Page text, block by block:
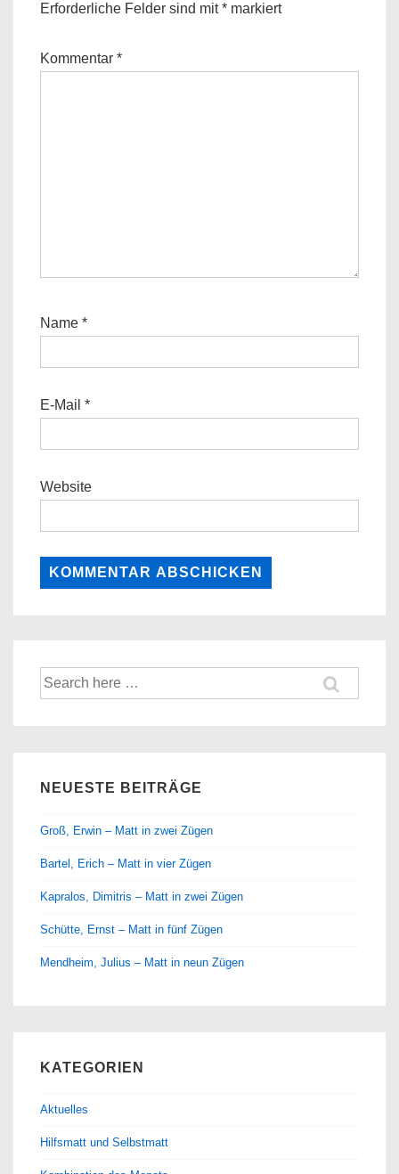
Erforderliche Felder sind mit* markiert
Kommentar *
Name *
E-Mail *
Website
Suche
nach:
NEUESTE BEITRÄGE
Groß, Erwin – Matt in zwei Zügen
Bartel, Erich – Matt in vier Zügen
Kapralos, Dimitris – Matt in zwei Zügen
Schütte, Ernst – Matt in fünf Zügen
Mendheim, Julius – Matt in neun Zügen
KATEGORIEN
Aktuelles
Hilfsmatt und Selbstmatt